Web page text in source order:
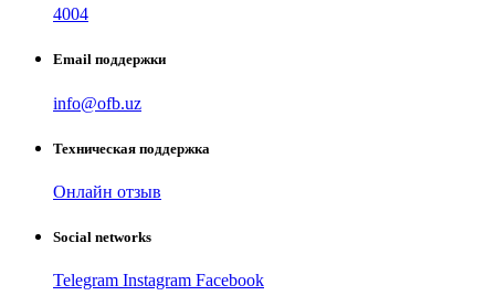
4004
Email поддержки
info@ofb.uz
Техническая поддержка
Онлайн отзыв
Social networks
Telegram Instagram Facebook